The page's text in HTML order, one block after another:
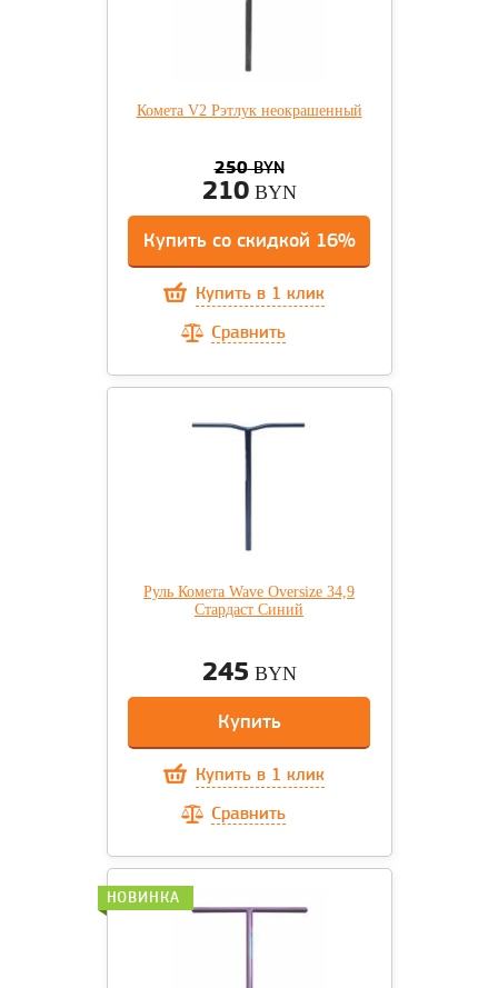
Комета V2 Рэтлук неокрашенный
250BYN
210BYN
Купить со скидкой 16%
Купить в 1 клик
Сравнить
Руль Комета Wave Oversize 34,9
Стардаст Синий
245 BYN
Купить
Купить в 1 клик
Сравнить
НОВИНКА